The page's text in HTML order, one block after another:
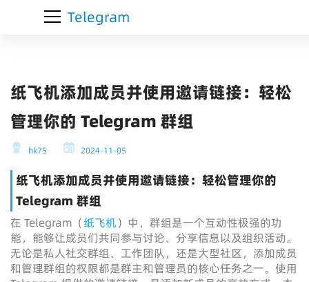
Telegram
纸飞机添加成员并使用邀请链接：轻松
管理你的 Telegram 群组
hk75 2024-11-05
纸飞机添加成员并使用邀请链接：轻松管理你的
Telegram 群组
在 Telegram（纸飞机）中，群组是一个互动性极强的功
能，能够让成员们共同参与讨论、分享信息以及组织活动。
无论是私人社交群组、工作团队，还是大型社区，添加成员
和管理群组的权限都是群主和管理员的核心任务之一。使用